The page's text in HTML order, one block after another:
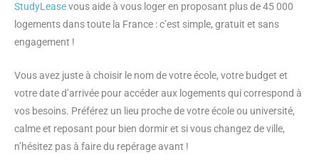
StudyLeasevous aide à vous loger en proposant plus de 45 000
logements dans toute la France : c’est simple, gratuit et sans
engagement !
Vous avez juste à choisir le nom de votre école, votre budget et
votre date d’arrivée pour accéder aux logements qui correspond à
vos besoins. Préférez un lieu proche de votre école ou université,
calme et reposant pour bien dormir et si vous changez de ville,
n’hésitez pas à faire du repérage avant !